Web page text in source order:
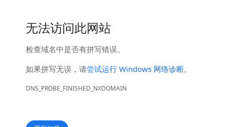
无法访问此网站
检查域名中是否有拼写错误。
如果拼写无误，请尝试运行 Windows 网络诊断。
DNS_PROBE_FINISHED_NXDOMAIN